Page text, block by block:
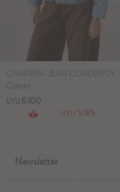
CAMPERA JEAN CORDEROY -
Celeste
UYU 6.100
UYU 5.185
Newsletter